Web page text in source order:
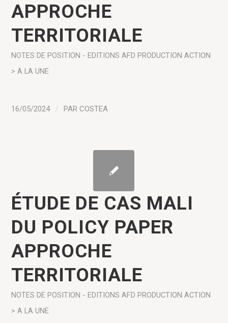
APPROCHE
TERRITORIALE
NOTES DE POSITION - EDITIONS AFD PRODUCTION ACTION
> A LA UNE
16/05/2024 / PARCOSTEA
ÉTUDE DE CAS MALI
DU POLICY PAPER
APPROCHE
TERRITORIALE
NOTES DE POSITION - EDITIONS AFD PRODUCTION ACTION
> A LA UNE